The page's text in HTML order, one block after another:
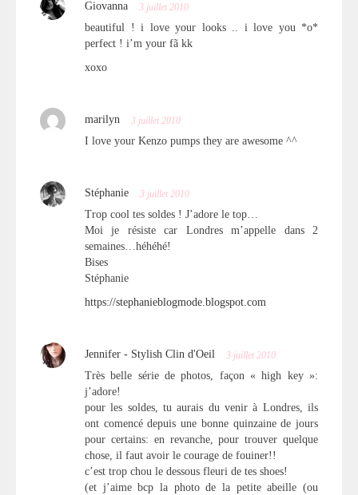
Giovanna 3 juillet 2010
beautiful ! i love your looks .. i love you *o*
perfect ! i’m your fã kk
xoxo
marilyn 3 juillet 2010
I love your Kenzo pumps they are awesome ^^
Stéphanie 3 juillet 2010
Trop cool tes soldes ! J’adore le top…
Moi je résiste car Londres m’appelle dans 2
semaines…héhéhé!
Bises
Stéphanie
https://stephanieblogmode.blogspot.com
Jennifer - Stylish Clin d'Oeil 3 juillet 2010
Très belle série de photos, façon « high key »:
j’adore!
pour les soldes, tu aurais du venir à Londres, ils
ont comencé depuis une bonne quinzaine de jours
pour certains: en revanche, pour trouver quelque
chose, il faut avoir le courage de fouiner!!
c’est trop chou le dessous fleuri de tes shoes!
(et j’aime bcp la photo de la petite abeille (ou